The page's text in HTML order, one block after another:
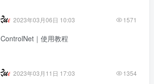
2023年03月06日 10:03 1571
ControlNet｜使用教程
2023年03月11日 17:03 1354